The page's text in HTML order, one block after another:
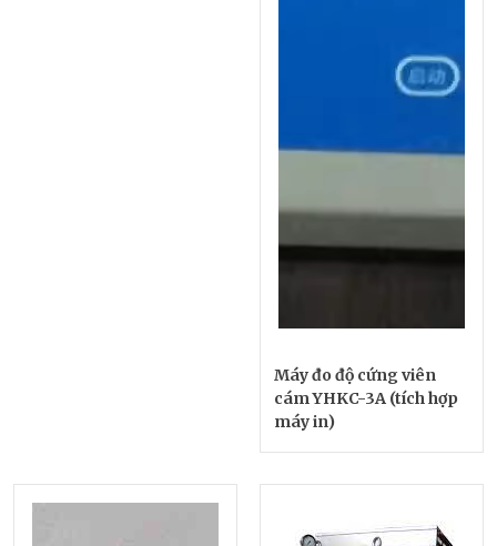
Máy đo độ cứng viên
cám YHKC-3A (tích hợp
máy in)